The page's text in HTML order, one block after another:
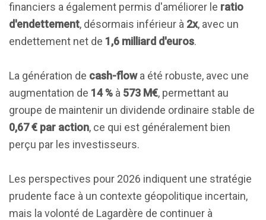
financiers a également permis d'améliorer le ratio
d'endettement, désormais inférieur à 2x, avec un
endettement net de 1,6 milliard d'euros.
La génération de cash-flowa été robuste, avec une
augmentation de 14 % à 573 M€, permettant au
groupe de maintenir un dividende ordinaire stable de
0,67 € par action, ce qui est généralement bien
perçu par les investisseurs.
Les perspectives pour 2026 indiquent une stratégie
prudente face à un contexte géopolitique incertain,
mais la volonté de Lagardère de continuer à